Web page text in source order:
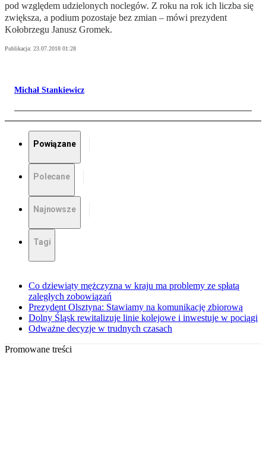
pod względem udzielonych noclegów. Z roku na rok ich liczba się
zwiększa, a podium pozostaje bez zmian – mówi prezydent
Kołobrzegu Janusz Gromek.
Publikacja: 23.07.2018 01:28
Michał Stankiewicz
Powiązane
Polecane
Najnowsze
Tagi
Co dziewiąty mężczyzna w kraju ma problemy ze spłatą
zaległych zobowiązań
Prezydent Olsztyna: Stawiamy na komunikację zbiorową
Dolny Śląsk rewitalizuje linie kolejowe i inwestuje w pociągi
Odważne decyzje w trudnych czasach
Promowane treści